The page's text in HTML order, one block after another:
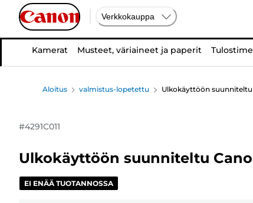
Verkkokauppa
Kamerat Musteet, väriaineet ja paperit
Aloitus valmistus-lopetettu Ulkokäyttöön suunniteltu
#4291C011
Ulkokäyttöön suunniteltu
EI ENÄÄ TUOTANNOSSA